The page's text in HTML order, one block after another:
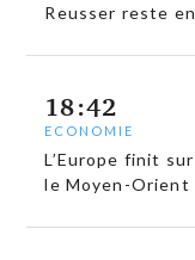
Reusser reste
18:42
ECONOMIE
L’Europe finit
le Moyen-Orient